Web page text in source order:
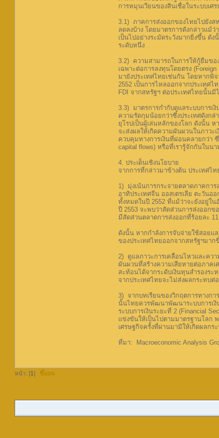
การหมุนเวียนของสินเชื่อในระบบเศ
3.1) ภาคการส่งออกของไทยไปยังส
ลดลงบ้าง โดยมาตรการดังกล่าวแม้
เป็นไปอย่างระมัดระวังมากยิ่งขึ้น ดั
ระดับหนึ่ง
3.2) ความสามารถในการให้กู้ยืมขอ
เฉพาะต่อการลงทุนโดยตรง
มายังประเทศไทยเช่นกัน โดยหากพิ
2552 เป็นการไหลออกจากประเทศ
FDI จากสหรัฐฯ ต่อประเทศไทยนั้น
3.3) มาตรการกำกับดูแลระบบการเ
ความรัดกุมน้อยกว่าซึ่งประเทศดังกล่
ยุโรปเป็นผู้เล่นหลักของโลก ดังนั้น
จะส่งผลให้เกิดความผันผวนในภาว
ควบคุมทางการเงินที่ผ่อนคลายกว่า
capital flows) หรือที่เรารู้จักกันในน
4. ประเด็นเชิงนโยบาย
จากการที่กล่าวมาข้างต้น ประเทศไ
1) มุ่งเน้นการกระจายตลาดภาคการ
อาทิประเทศจีน ออสเตรเลีย ตะวัน
ทั้งหมดในปี 2552 ที่แม้ว่าจะยังอยู่ใ
ปี 2553 จะพบว่าสัดส่วนการส่งออกข
มีสัดส่วนตลาดการส่งออกที่ร้อยละ
ดังนั้น หากกำลังการจับจ่ายใช้สอยแ
ของประเทศไทยออกจากสหรัฐฯมา
2) ดูแลภาวะการเคลื่อนไหวและคว
ผันผวนที่สร้างความเสียหายต่อภาคเ
สะท้อนได้จากระดับเงินทุนสำรองระ
จากประเทศไทยจะไม่ส่งผลกระทบ
3) จากบทเรียนของวิกฤตการทางก
นั้นไทยควรพัฒนาพัฒนาระบบการเงิ
ระบบการเงินระยะที่ 2 (Financial
แข่งขันให้เป็นไปตามมาตรฐานโลก
เศรษฐกิจครั้งที่ผ่านมามิให้เกิดผลกร
ที่มา: Macroeconomic Analysis
หน้า: [1] ขึ้นบน